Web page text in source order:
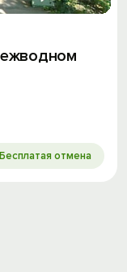
Бесплатая отмена